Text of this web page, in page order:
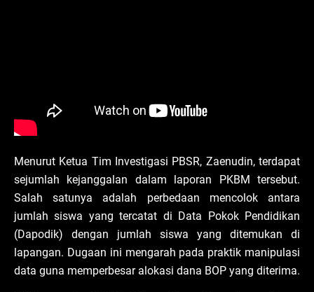
Menurut Ketua Tim Investigasi PBSR, Zaenudin, terdapat
sejumlah kejanggalan dalam laporan PKBM tersebut.
Salah satunya adalah perbedaan mencolok antara
jumlah siswa yang tercatat di Data Pokok Pendidikan
(Dapodik) dengan jumlah siswa yang ditemukan di
lapangan. Dugaan ini mengarah pada praktik manipulasi
data guna memperbesar alokasi dana BOP yang diterima.